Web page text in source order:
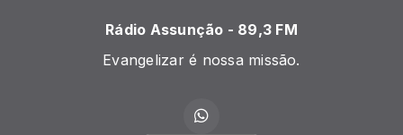
Rádio Assunção - 89,3 FM
Evangelizar é nossa missão.